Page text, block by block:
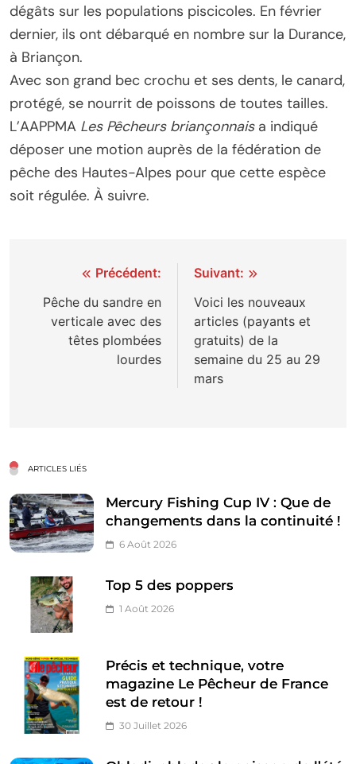
dégâts sur les populations piscicoles. En février
dernier, ils ont débarqué en nombre sur la Durance,
à Briançon.
Avec son grand bec crochu et ses dents, le canard,
protégé, se nourrit de poissons de toutes tailles.
L’AAPPMA Les Pêcheurs briançonnaisa indiqué
déposer une motion auprès de la fédération de
pêche des Hautes-Alpes pour que cette espèce
soit régulée. À suivre.
Navigation
de
l’article
Précédent:
Pêche du sandre en
verticale avec des
têtes plombées
lourdes
Suivant:
Voici les nouveaux
articles (payants et
gratuits) de la
semaine du 25 au 29
mars
ARTICLES LIÉS
Mercury Fishing Cup IV : Que de
changements dans la continuité !
6 Août 2026
Top 5 des poppers
1 Août 2026
Précis et technique, votre
magazine Le Pêcheur de France
est de retour !
30 Juillet 2026